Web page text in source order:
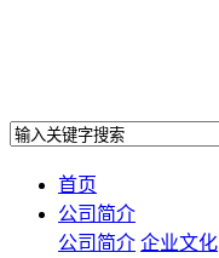
首页
公司简介
公司简介 企业文化